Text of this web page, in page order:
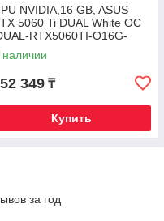
NVIDIA,16 GB, ASUS
5060 Ti DUAL White OC
RTX5060TI-O16G-
HDMI/3DP,
128bit
наличии
349 ₸
Купить
за год